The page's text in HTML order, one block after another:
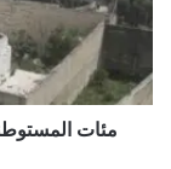
ويحاولون
مسجد
في
نابلسمئات